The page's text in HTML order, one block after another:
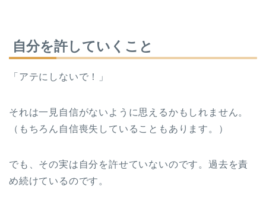
自分を許していくこと
「アテにしないで！」
それは一見自信がないように思えるかもしれません。
（もちろん自信喪失していることもあります。）
でも、その実は自分を許せていないのです。過去を責
め続けているのです。